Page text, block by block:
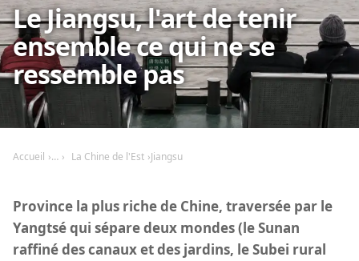
Le Jiangsu, l'art de tenir
ensemble ce qui ne se
ressemble pas
Accueil La Chine de l'Est Jiangsu
Province la plus riche de Chine, traversée par le
Yangtsé qui sépare deux mondes (le Sunan
raffiné des canaux et des jardins, le Subei rural